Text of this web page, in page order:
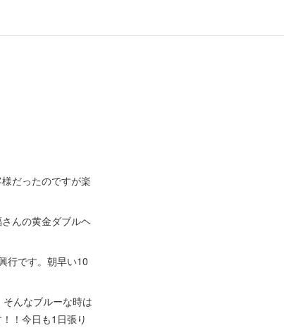
だったのですが楽
んの黄金ダブルヘ
行です。朝早い10
んなブルーな時は
！今日も1日張り